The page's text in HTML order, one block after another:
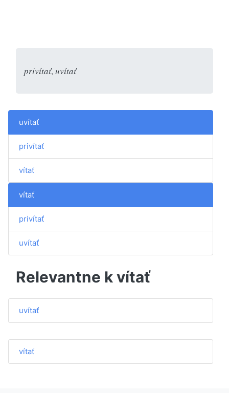
privítať, uvítať
uvítať
privítať
vítať
vítať
privítať
uvítať
Relevantne k vítať
uvítať
vítať